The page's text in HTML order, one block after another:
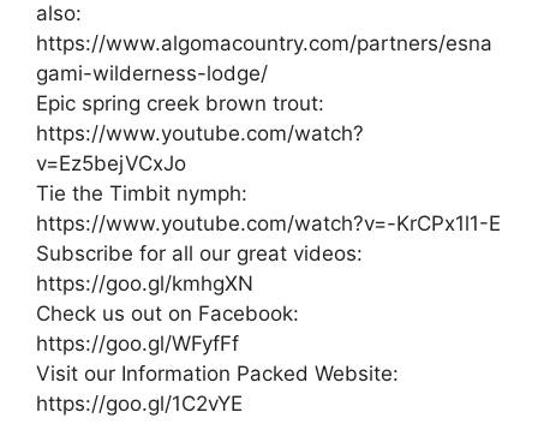
also:
https://www.algomacountry.com/partners/esna
gami-wilderness-lodge/
Epic spring creek brown trout:
https://www.youtube.com/watch?
v=Ez5bejVCxJo
Tie the Timbit nymph:
https://www.youtube.com/watch?v=-KrCPx1l1-E
Subscribe for all our great videos:
https://goo.gl/kmhgXN
Check us out on Facebook:
https://goo.gl/WFyfFf
Visit our Information Packed Website:
https://goo.gl/1C2vYE